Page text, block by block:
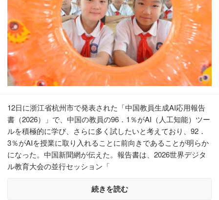
12日に浙江省杭州市で発表された「中国教員生成AI応用報告
書（2026）」で、中国の教員の96．1％がAI（人工知能）ツー
ルを積極的に学び、さらに多く試したいと考えており、92．
3％がAIを授業に取り入れることに前向きであることが明らか
になった。中国新聞網が伝えた。報告書は、2026世界デジタ
ル教育大会の並行セッション「
続きを読む